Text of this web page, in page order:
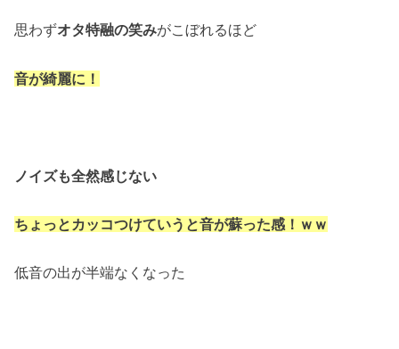
思わずオタ特融の笑みがこぼれるほど
音が綺麗に！
ノイズも全然感じない
ちょっとカッコつけていうと音が蘇った感！ｗｗ
低音の出が半端なくなった